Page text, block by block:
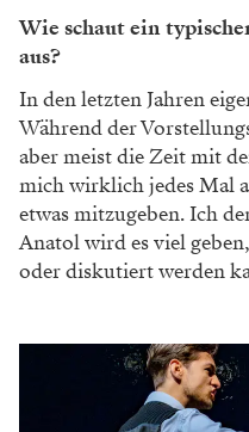
Wie schaut ein
aus?
In den letzten Jahren
Während der
aber meist die Zeit mit
mich wirklich jedes Mal
etwas mitzugeben. Ich
Anatol wird es viel
oder diskutiert werden